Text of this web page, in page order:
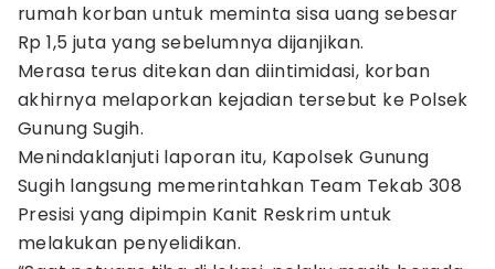
rumah korban untuk meminta sisa uang sebesar
Rp 1,5 juta yang sebelumnya dijanjikan.
Merasa terus ditekan dan diintimidasi, korban
akhirnya melaporkan kejadian tersebut ke Polsek
Gunung Sugih.
Menindaklanjuti laporan itu, Kapolsek Gunung
Sugih langsung memerintahkan Team Tekab 308
Presisi yang dipimpin Kanit Reskrim untuk
melakukan penyelidikan.